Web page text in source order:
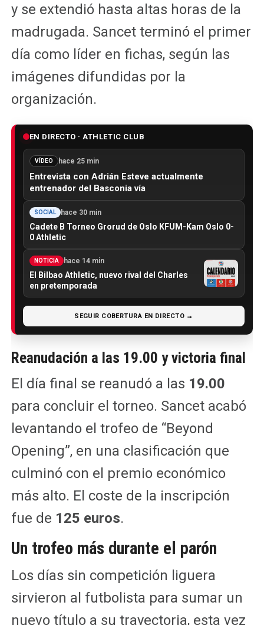
y se extendió hasta altas horas de la
madrugada. Sancet terminó el primer
día como líder en fichas, según las
imágenes difundidas por la
organización.
EN DIRECTO · ATHLETIC CLUB
VÍDEO hace 25 min
Entrevista con Adrián Esteve actualmente
entrenador del Basconia vía
SOCIAL hace 30 min
Cadete B Torneo Grorud de Oslo KFUM-Kam Oslo 0-
0 Athletic
NOTICIA hace 14 min
El Bilbao Athletic, nuevo rival del Charles
en pretemporada
SEGUIR COBERTURA EN DIRECTO →
Reanudación a las 19.00 y victoria final
El día final se reanudó a las 19.00
para concluir el torneo. Sancet acabó
levantando el trofeo de “Beyond
Opening”, en una clasificación que
culminó con el premio económico
más alto. El coste de la inscripción
fue de 125 euros.
Un trofeo más durante el parón
Los días sin competición liguera
sirvieron al futbolista para sumar un
nuevo título a su trayectoria, esta vez